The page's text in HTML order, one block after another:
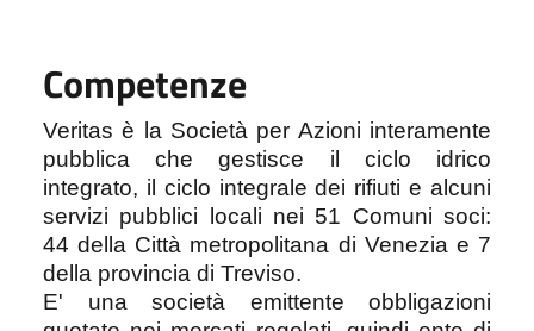
Competenze
Veritas è la Società per Azioni interamente
pubblica che gestisce il ciclo idrico
integrato, il ciclo integrale dei rifiuti e alcuni
servizi pubblici locali nei 51 Comuni soci:
44 della Città metropolitana di Venezia e 7
della provincia di Treviso.
E' una società emittente obbligazioni